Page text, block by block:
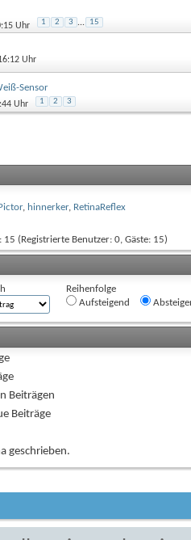
Uhr 1 2 3 ... 15
Uhr
Sensor
Uhr 1 2 3
, hinnerker, RetinaReflex
: 15 (Registrierte Benutzer: 0, Gäste: 15)
Reihenfolge
Aufsteigend
Beiträgen
Beiträge
geschrieben.